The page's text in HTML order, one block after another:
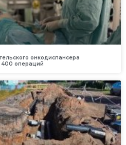
онкодиспансера
операций